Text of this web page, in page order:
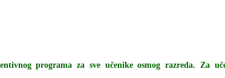
programa za sve učenike osmog razreda. Za